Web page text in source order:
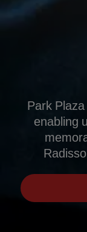
Park
enabling